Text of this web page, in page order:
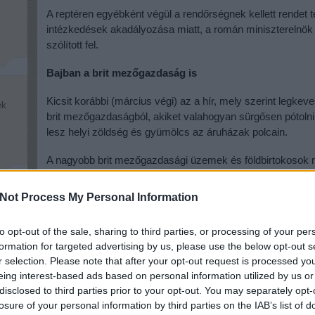
Process My Personal Information
opt-out of the sale, sharing to third parties, or processing of your
for targeted advertising by us, please use the below opt-out
selection. Please note that after your opt-out request is processed
interest-based ads based on personal information utilized by us
to third parties prior to your opt-out. You may separately
of your personal information by third parties on the IAB’s list of
A reptéren egyébként végül a rendőrségnek kellett rendet
intézkedések akadályozása miatt, a román
szólított fel.
Bajban a brit mezőgazdaság is
Kicsit korábbi (március végi) az a hír, mely szerint
brit mezőgazdaságból, akiket valahogyan sürgősen
lesz helyi zöldség és gyümölcs az áruházak polcain.
A nagyobb brit mezőgazdasági üzemek és földbirtokosok
európai munkásokért, csakhogy ez önmagában nem
A termelők az EU keleti fele mellett Oroszországból,
Fehéroroszországból, a kaukázusi államokból és
az EU-n kívüli országok többsége már a koronavírus
onnan toborozni munkásokat –írta a Guardian.
Március vége felé Litvániából, Romániából és Bulgáriából
tovább romlott. Ráadásul a fapados légitársaságok
maradtak a különgépek 45 ezer eurós áron.